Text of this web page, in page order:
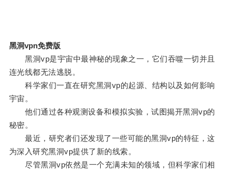
黑洞vpn免费版
黑洞vp是宇宙中最神秘的现象之一，它们吞噬一切并且
连光线都无法逃脱。
科学家们一直在研究黑洞vp的起源、结构以及如何影响
宇宙。
他们通过各种观测设备和模拟实验，试图揭开黑洞vp的
秘密。
最近，研究者们还发现了一些可能的黑洞vp的特征，这
为深入研究黑洞vp提供了新的线索。
尽管黑洞vp依然是一个充满未知的领域，但科学家们相